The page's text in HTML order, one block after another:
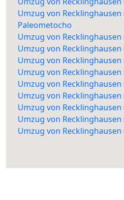
Umzug von Recklinghausen
Paleometocho
Umzug von Recklinghausen
Umzug von
Umzug von
Umzug von Recklinghausen
Umzug von
Umzug von
Umzug von Recklinghausen
Umzug von
Umzug von Recklinghausen